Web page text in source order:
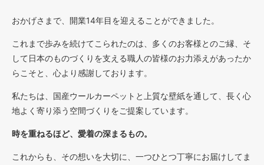
おかげさまで、開業14年目を迎えることができました。
これまで歩みを続けてこられたのは、多くのお客様とのご縁、そ
して日本のものづくりを支える職人の皆様のお力添えがあったか
らこそと、心より感謝しております。
私たちは、国産ウールカーペットと上質な壁紙を通して、長く心
地よく寄り添う空間づくりをご提案しています。
時を重ねるほど、愛着の深まるもの。
これからも、その想いを大切に、一つひとつ丁寧にお届けしてま